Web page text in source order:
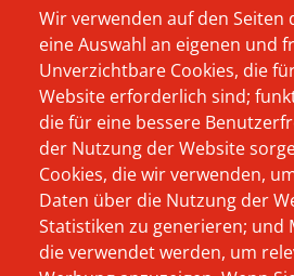
Wir verwenden auf den Seiten
eine Auswahl an eigenen und
Unverzichtbare Cookies, die
Website erforderlich sind;
die für eine bessere
der Nutzung der Website
Cookies, die wir verwenden,
Daten über die Nutzung der
Statistiken zu generieren; und
die verwendet werden, um
INSTAGRAM
Footer
Menü
Produkte
Das Unternehmen
Beratung
Aktuelles